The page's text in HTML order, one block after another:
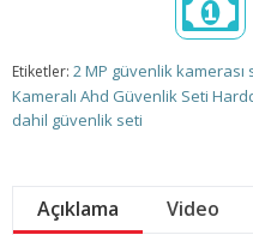
Etiketler: 2 MP güvenlik kamerası
Kameralı Ahd Güvenlik Seti
dahil güvenlik seti
Açıklama Video